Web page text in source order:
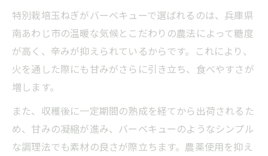
特別栽培玉ねぎがバーベキューで選ばれるのは、兵庫県
南あわじ市の温暖な気候とこだわりの農法によって糖度
が高く、辛みが抑えられているからです。これにより、
火を通した際にも甘みがさらに引き立ち、食べやすさが
増します。
また、収穫後に一定期間の熟成を経てから出荷されるた
め、甘みの凝縮が進み、バーベキューのようなシンプル
な調理法でも素材の良さが際立ちます。農薬使用を抑え